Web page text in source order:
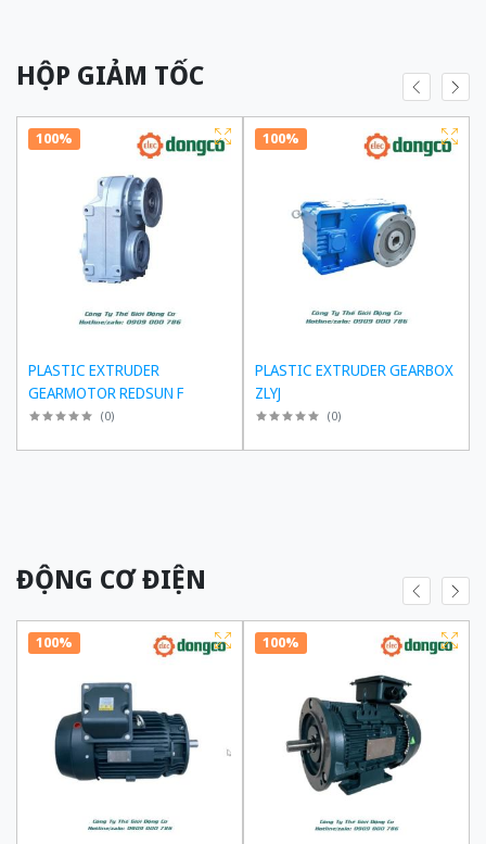
HỘP GIẢM TỐC
100%
PLASTIC EXTRUDER
GEARMOTOR REDSUN F
(0)
100%
PLASTIC EXTRUDER GEARBOX
ZLYJ
(0)
ĐỘNG CƠ ĐIỆN
100% 100%